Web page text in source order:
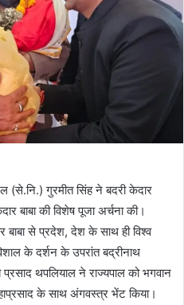
(से.नि.) गुरमीत सिंह ने बदरी केदार
बाबा की विशेष पूजा अर्चना की।
बाबा से प्रदेश, देश के साथ ही विश्व
के दर्शन के उपरांत बद्रीनाथ
थपलियाल ने राज्यपाल को भगवान
के साथ अंगवस्त्र भेंट किया।